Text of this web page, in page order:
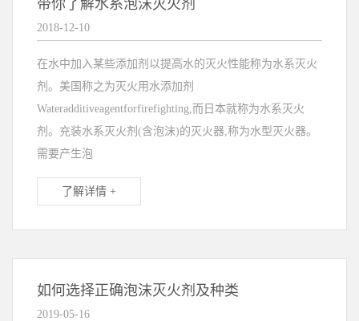
带你了解水系泡沫灭火剂
2018-12-10
在水中加入某些添加剂以提高水的灭火性能称为水系灭火
剂。美国称之为灭火用水添加剂
Wateradditiveagentforfirefighting,而日本就称为水系灭火
剂。充装水系灭火剂(含泡沫)的灭火器,称为水型灭火器。
需要产生泡
了解详情 +
如何选择正确泡沫灭火剂及种类
2019-05-16